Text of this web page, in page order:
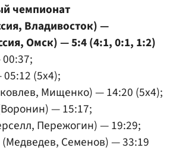
чемпионат
Владивосток) —
Омск) — 5:4 (4:1, 0:1, 1:2)
(5x4);
Мищенко) — 14:20 (5x4);
— 15:17;
Пережогин) — 19:29;
Семенов) — 33:19